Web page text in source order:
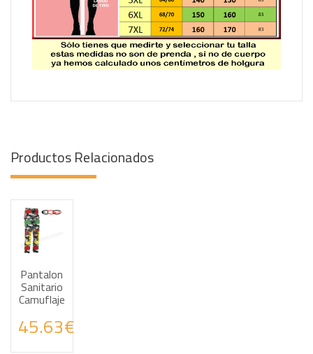
Productos Relacionados
Pantalon
Sanitario
Camuflaje
45.63€
Haz tus consultas por WhatsApp